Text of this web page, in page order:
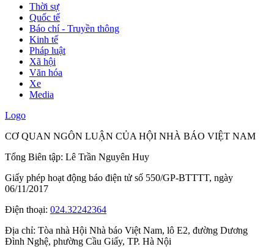
Thời sự
Quốc tế
Báo chí - Truyền thông
Kinh tế
Pháp luật
Xã hội
Văn hóa
Xe
Media
Logo
CƠ QUAN NGÔN LUẬN CỦA HỘI NHÀ BÁO VIỆT NAM
Tổng Biên tập: Lê Trần Nguyên Huy
Giấy phép hoạt động báo điện tử số 550/GP-BTTTT, ngày
06/11/2017
Điện thoại: 024.32242364
Địa chỉ: Tòa nhà Hội Nhà báo Việt Nam, lô E2, đường Dương
Đình Nghệ, phường Cầu Giấy, TP. Hà Nội